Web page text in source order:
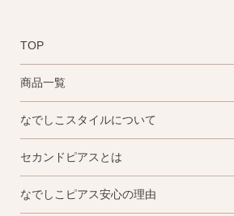
TOP
商品一覧
なでしこスタイルについて
セカンドピアスとは
なでしこピアス安心の理由